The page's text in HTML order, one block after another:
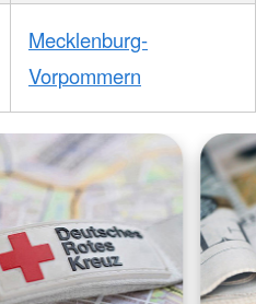
Mecklenburg-
Vorpommern